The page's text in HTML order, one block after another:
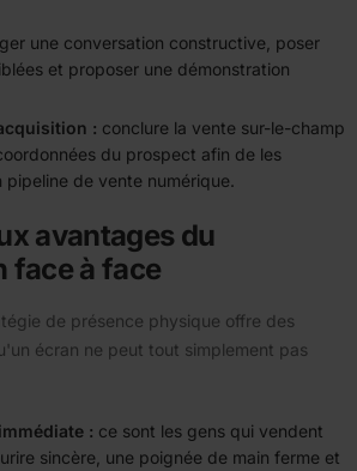
une conversation constructive, poser
et proposer une démonstration
: conclure la vente sur-le-champ
du prospect afin de les
pipeline de vente numérique.
avantages du
face à face
de présence physique offre des
écran ne peut tout simplement pas
: ce sont les gens qui vendent
sincère, une poignée de main ferme et